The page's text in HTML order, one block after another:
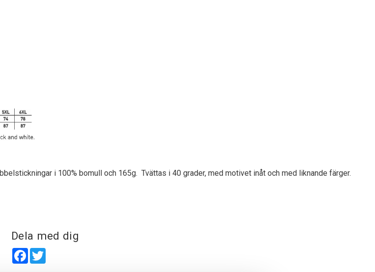
i 100% bomull och 165g. Tvättas i 40 grader, med motivet inåt och med liknande färger.
Dela med dig
Facebook